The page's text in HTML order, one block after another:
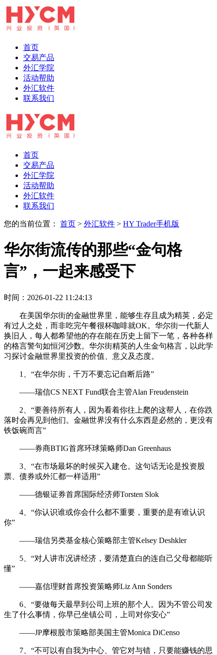
首页
交易产品
外汇学院
活动帮助
外汇软件
联系我们
首页
交易产品
外汇学院
活动帮助
外汇软件
联系我们
您的当前位置： 首页 > 外汇软件 > HY Trader手机版
华尔街流传的那些“金句格
言”，一起来感受下
时间：2026-01-22 11:24:13
在美国华尔街的金融世界里，能够生存且成为精英，必定
有过人之处，而非吃完午餐很杯咖啡就OK。华尔街一代新人
换旧人，每人都希望他的存在能在历史上留下一笔，各种各样
的格言警句如恒河沙数。华尔街精英的人生金句格言，以此学
习探讨金融世界里投资的价值、意义及态度。
1、“在华尔街，千万不要忘记自断后路”
——瑞信CS NEXT Fund联合主管Alan Freudenstein
2、“要善待所有人，因为看着你往上爬的这帮人，在你跌
落时会再见到他们。金融世界没有什么东西是必然的，更没有
铁饭碗而言”
——券商BTIG首席环球策略师Dan Greenhaus
3、“在市场最坏的时候买入建仓。这句话无论是投资股
票、债券或外汇都一样适用”
——德银证券首席国际经济师Torsten Slok
4、“你认识谁或你会什么都不重要，重要的是有谁认识
你”
——瑞信另类基金核心策略部主管Kelsey Deshkler
5、“对人讲市况讲经济，要清楚直白的连自己父母都能听
懂”
——嘉信理财首席投资策略师Liz Ann Sonders
6、“要做每天最早到公司上班的那个人。因为不管公司发
生了什么事情，你早已坐镇公司，上司对你安心”
——JP摩根股市策略部美国主管Monica DiCenso
7、“不可以有自我为中心、管它对与错，只要能赚钱的思